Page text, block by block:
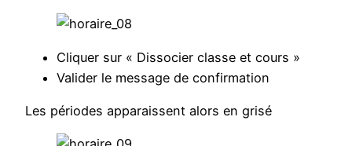
Cliquer sur « Dissocier classe et cours »
Valider le message de confirmation
Les périodes apparaissent alors en grisé